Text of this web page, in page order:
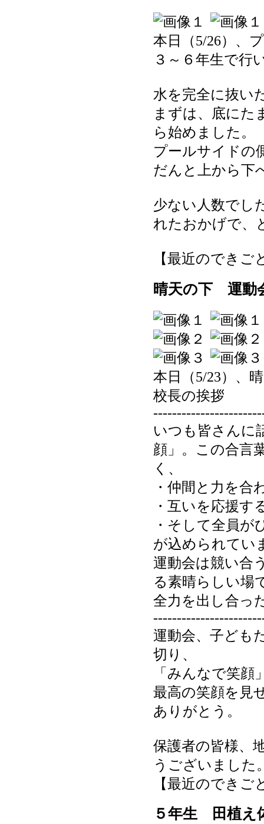
本日（5/26）、
３～６年生で行
水を完全に抜い
まずは、底にた
ら始めました。
プールサイドの
だんと上から下
少ない人数でし
れたおかげで、
【最近のできご
晴天の下 運動
本日（5/23）、
校長の挨拶
いつも皆さんに
顔」。この合言
く、
・仲間と力を合
・互いを応援す
・そして全員が
が込められてい
運動会は競い合
る素晴らしい場
全力を出し合っ
運動会、子ども
切り、
「みんなで笑
最高の笑顔を見
ありがとう。
保護者の皆様、
うございました
【最近のできご
５年生 田植え